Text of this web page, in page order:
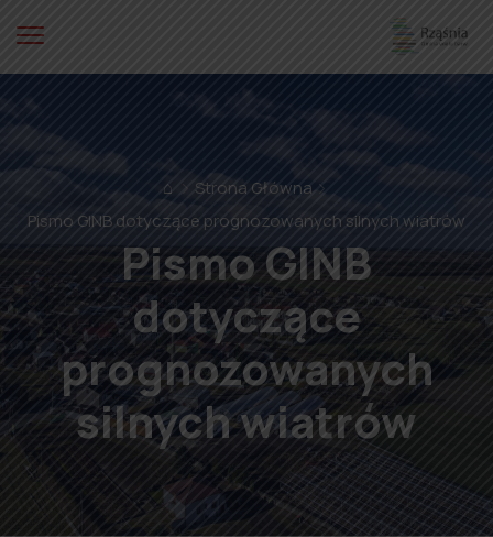
⌂
Strona Główna
Pismo GINB dotyczące prognozowanych silnych wiatrów
Pismo GINB
dotyczące
prognozowanych
silnych wiatrów